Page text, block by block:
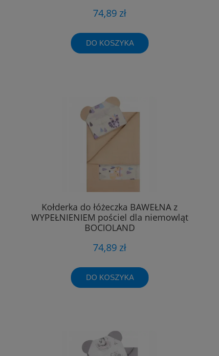
74,89 zł
DO KOSZYKA
Kołderka do łóżeczka BAWEŁNA z
WYPEŁNIENIEM pościel dla niemowląt
BOCIOLAND
74,89 zł
DO KOSZYKA